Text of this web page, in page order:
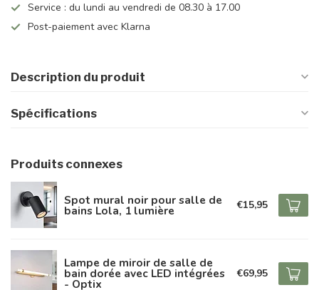
Service : du lundi au vendredi de 08.30 à 17.00
Post-paiement avec Klarna
Description du produit
Spécifications
Produits connexes
Spot mural noir pour salle de
bains Lola, 1 lumière €15,95
Lampe de miroir de salle de
bain dorée avec LED intégrées
- Optix
€69,95